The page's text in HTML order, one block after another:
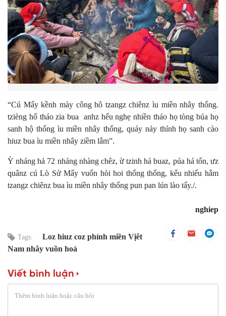
“Cú Mẩy kềnh mày công hô tzangz chiênz ìu miền nhây thống.
tzièng hổ tháo zia bua anhz hểu nghẹ nhiền tháo họ tòng búa họ
sanh hộ thống ìu miền nhây thống, quáy nảy thính họ sanh cào
hiuz bua ìu miền nhây ziềm lắm”.
Ỳ nháng hả 72 nháng nhàng chêz, ừ tzinh hả buaz, púa hả tổn, ưz
quânz cú Lò Sử Mẩy vuổn hòi hoi thống thống, kếu nhiếu hắm
tzangz chiênz bua ìu miền nhây thống pun pan lún lào tấy./.
nghiep
Tags:
Loz hiuz coz phính miền Vịêt
Nam nhây vuồn hoá
Viết bình luận